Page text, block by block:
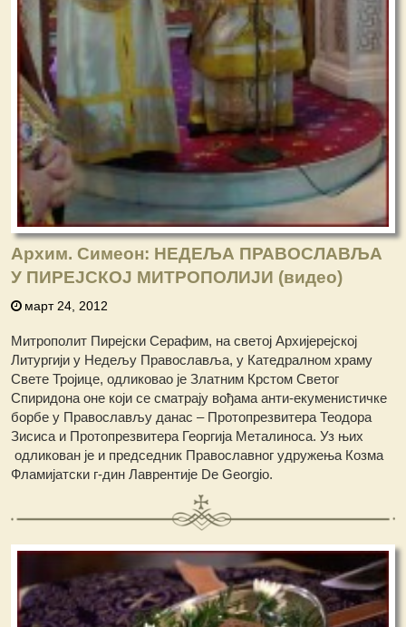
Aрхим. Симеон: НЕДЕЉА ПРАВОСЛАВЉА
У ПИРЕЈСКОЈ МИТРОПОЛИЈИ (видео)
март 24, 2012
Митрополит Пирејски Серафим, на светој Архијерејској
Литургији у Недељу Православља, у Катедралном храму
Свете Тројице, одликовао је Златним Крстом Светог
Спиридона оне који се сматрају вођама анти-екуменистичке
борбе у Православљу данас – Протопрезвитера Теодора
Зисиса и Протопрезвитера Георгија Металиноса. Уз њих
одликован је и председник Православног удружења Козма
Фламијатски г-дин Лаврентије De Georgio.